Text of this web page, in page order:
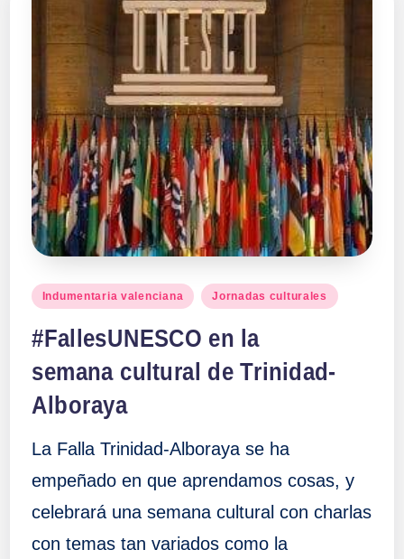
Publicado
Indumentaria valenciana Jornadas culturales
#FallesUNESCO en la
semana cultural de Trinidad-
Alboraya
La Falla Trinidad-Alboraya se ha
empeñado en que aprendamos cosas, y
celebrará una semana cultural con charlas
con temas tan variados como la